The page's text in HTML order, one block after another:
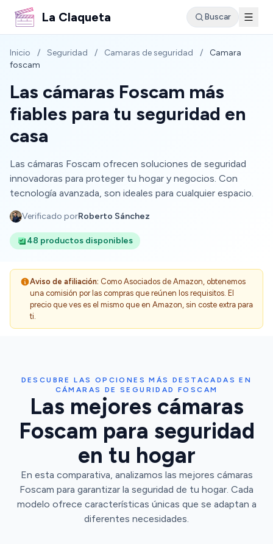
La Claqueta Buscar
Inicio / Seguridad / Camaras de seguridad /
Camara
foscam
Las cámaras Foscam más
fiables para tu seguridad en
casa
Las cámaras Foscam ofrecen soluciones de seguridad
innovadoras para proteger tu hogar y negocios. Con
tecnología avanzada, son ideales para cualquier espacio.
Verificado porRoberto Sánchez
48 productos disponibles
Aviso de afiliación: Como Asociados de Amazon, obtenemos
una comisión por las compras que reúnen los requisitos. El
precio que ves es el mismo que en Amazon, sin coste extra para
ti.
DESCUBRE LAS OPCIONES MÁS DESTACADAS EN
CÁMARAS DE SEGURIDAD FOSCAM
Las mejores cámaras
Foscam para seguridad
en tu hogar
En esta comparativa, analizamos las mejores cámaras
Foscam para garantizar la seguridad de tu hogar. Cada
modelo ofrece características únicas que se adaptan a
diferentes necesidades.